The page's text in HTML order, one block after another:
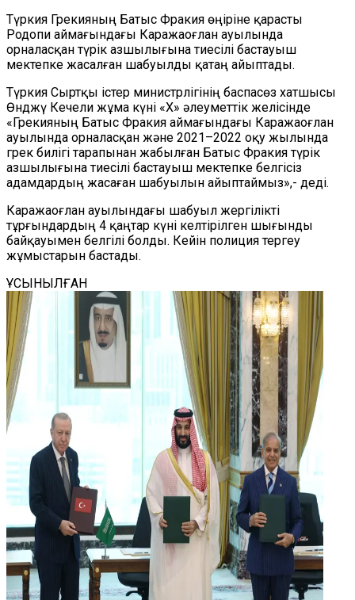
Түркия Грекияның Батыс Фракия өңіріне қарасты
Родопи аймағындағы Каражаоғлан ауылында
орналасқан түрік азшылығына тиесілі бастауыш
мектепке жасалған шабуылды қатаң айыптады.
Түркия Сыртқы істер министрлігінің баспасөз хатшысы
Өнджү Кечели жұма күні «X» әлеуметтік желісінде
«Грекияның Батыс Фракия аймағындағы Каражаоғлан
ауылында орналасқан және 2021–2022 оқу жылында
грек билігі тарапынан жабылған Батыс Фракия түрік
азшылығына тиесілі бастауыш мектепке белгісіз
адамдардың жасаған шабуылын айыптаймыз»,- деді.
Каражаоғлан ауылындағы шабуыл жергілікті
тұрғындардың 4 қаңтар күні келтірілген шығынды
байқауымен белгілі болды. Кейін полиция тергеу
жұмыстарын бастады.
ҰСЫНЫЛҒАН